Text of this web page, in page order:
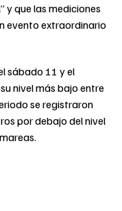
y que las mediciones
evento extraordinario
sábado 11 y el
nivel más bajo entre
se registraron
por debajo del nivel